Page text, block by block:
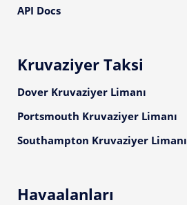
API Docs
Kruvaziyer Taksi
Dover Kruvaziyer Limanı
Portsmouth Kruvaziyer Limanı
Southampton Kruvaziyer Limanı
Havaalanları